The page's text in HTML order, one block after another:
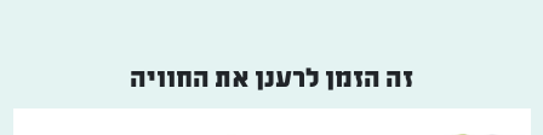
זה הזמן לרענן את החוויה